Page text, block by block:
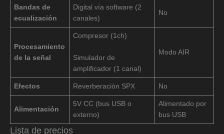
Bandas de
ecualización
Digital vía software (2
canales)
No
Procesamiento
de la señal
Compresor (1ch)
Simulador de
amplificador (1 canal)
Modo AIR
Efectos Reverberación SPX No
Alimentación
5V CC (bus USB o
externo)
Alimentado por
bus USB
Lista de precios